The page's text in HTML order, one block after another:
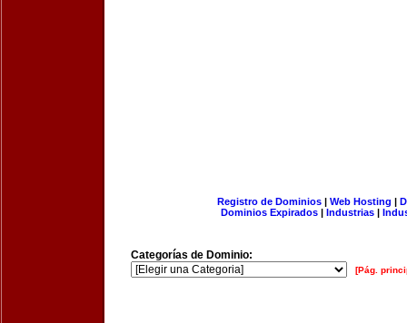
Registro de Dominios| Web Hosting |
Dominios Expirados | Industrias |
Categorías de Dominio:
[Pág.